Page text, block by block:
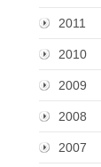
2011
2010
2009
2008
2007